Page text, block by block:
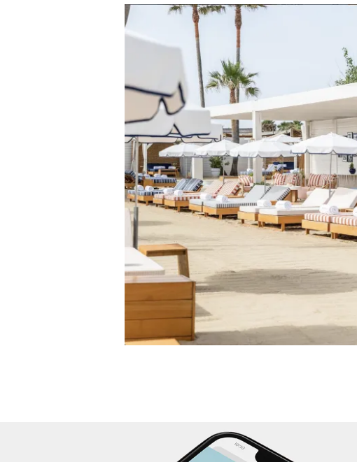
Polynesisch geïnspireerde Lodges, een
adembenemend uitzicht op Saint Tropez,
een uitzonderlijke locatie.